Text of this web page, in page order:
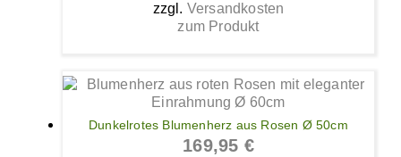
zzgl. Versandkosten
zum Produkt
Dunkelrotes Blumenherz aus Rosen Ø 50cm
169,95 €